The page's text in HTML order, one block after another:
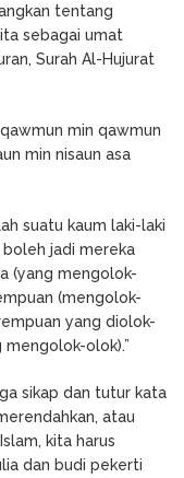
tentang
sebagai umat
Surah Al-Hujurat
min qawmun
min nisaun asa
suatu kaum laki-laki
jadi mereka
(yang mengolok-
(mengolok-
yang diolok-
olok).”
sikap dan tutur kata
atau
kita harus
dan budi pekerti